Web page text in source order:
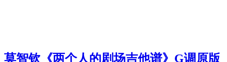
莫智钦《两个人的剧场吉他谱》G调原版